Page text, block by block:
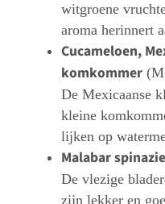
witgroene
aroma herinnert
Cucameloen,
komkommer
De Mexicaanse
kleine
lijken op
Malabar spinazie
De vlezige
zijn lekker en